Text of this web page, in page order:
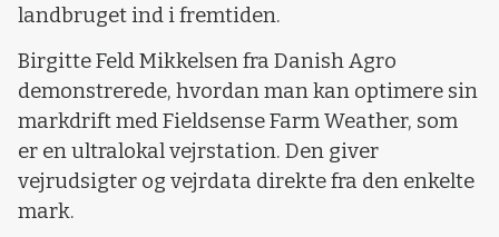
landbruget ind i fremtiden.
Birgitte Feld Mikkelsen fra Danish Agro
demonstrerede, hvordan man kan optimere sin
markdrift med Fieldsense Farm Weather, som
er en ultralokal vejrstation. Den giver
vejrudsigter og vejrdata direkte fra den enkelte
mark.